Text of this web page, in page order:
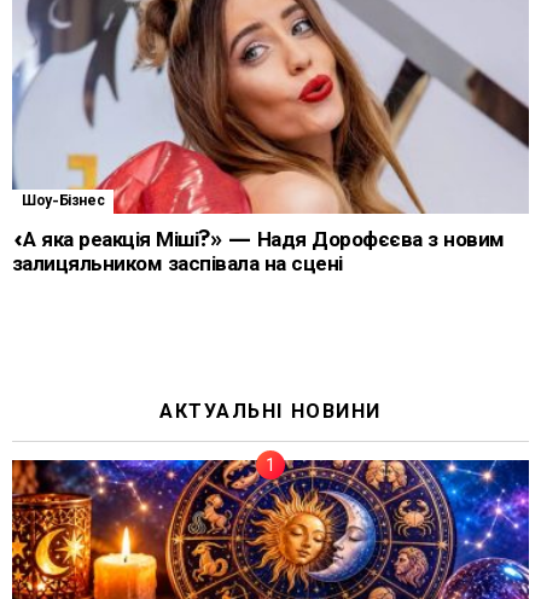
Шоу-Бізнес
«А яка реакція Міші?» — Надя Дорофєєва з новим
залицяльником заспівала на сцені
АКТУАЛЬНІ НОВИНИ